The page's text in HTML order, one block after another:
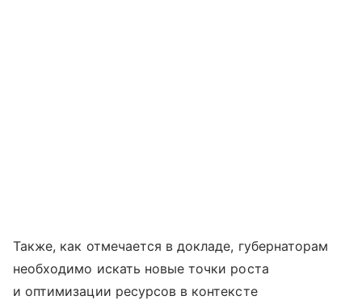
Также, как отмечается в докладе, губернаторам
необходимо искать новые точки роста
и оптимизации ресурсов в контексте